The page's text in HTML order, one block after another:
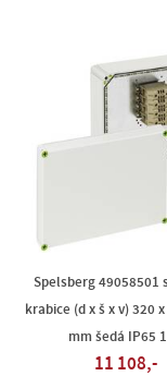
Spelsberg 49058501
krabice (d x š x v) 320
mm šedá IP65
11 108,-